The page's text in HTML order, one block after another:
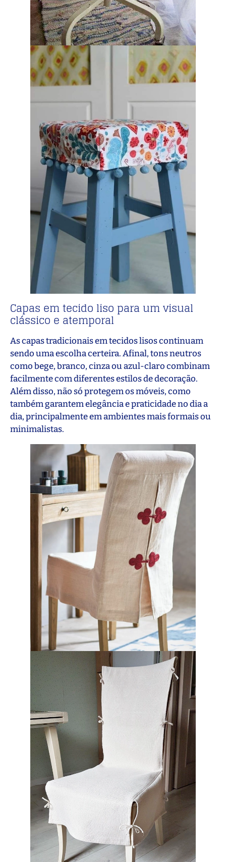
Capas em tecido liso para um visual
clássico e atemporal
As capas tradicionais em tecidos lisos continuam
sendo uma escolha certeira. Afinal, tons neutros
como bege, branco, cinza ou azul-claro combinam
facilmente com diferentes estilos de decoração.
Além disso, não só protegem os móveis, como
também garantem elegância e praticidade no dia a
dia, principalmente em ambientes mais formais ou
minimalistas.